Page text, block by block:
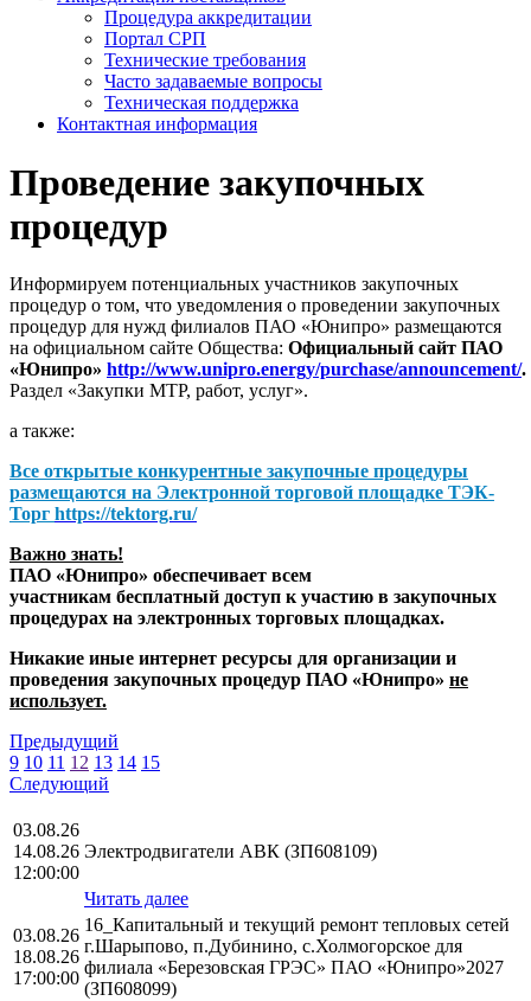
Процедура аккредитации
Портал СРП
Технические требования
Часто задаваемые вопросы
Техническая поддержка
Контактная информация
Проведение закупочных
процедур
Информируем потенциальных участников закупочных
процедур о том, что уведомления о проведении закупочных
процедур для нужд филиалов ПАО «Юнипро» размещаются
на официальном сайте Общества: Официальный сайт ПАО
«Юнипро» http://www.unipro.energy/purchase/announcement/.
Раздел «Закупки МТР, работ, услуг».
а также:
Все открытые конкурентные закупочные процедуры
размещаются на Электронной торговой площадке ТЭК-
Торг https://tektorg.ru/
Важно знать!
ПАО «Юнипро» обеспечивает всем
участникам бесплатный доступ к участию в закупочных
процедурах на электронных торговых площадках.
Никакие иные интернет ресурсы для организации и
проведения закупочных процедур ПАО «Юнипро» не
использует.
Предыдущий
9 10 11 12 13 14 15
Следующий
03.08.26
14.08.26
12:00:00
Электродвигатели АВК (ЗП608109)
Читать далее
03.08.26
18.08.26
17:00:00
16_Капитальный и текущий ремонт тепловых сетей
г.Шарыпово, п.Дубинино, с.Холмогорское для
филиала «Березовская ГРЭС» ПАО «Юнипро»2027
(ЗП608099)